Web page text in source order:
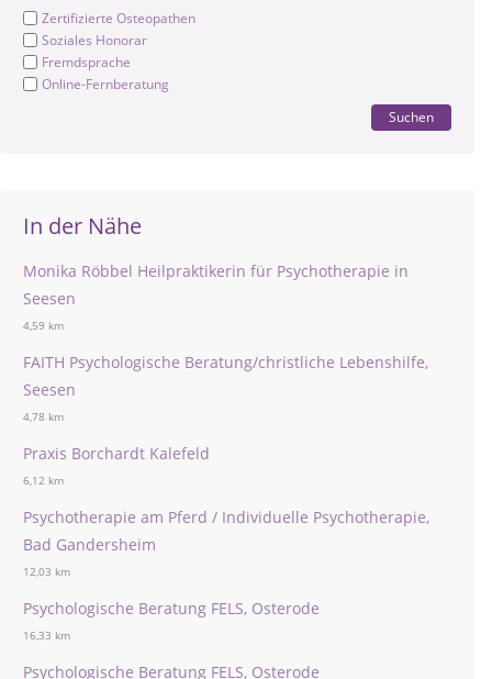
Zertifizierte Osteopathen
Soziales Honorar
Fremdsprache
Online-Fernberatung
Suchen
In der Nähe
Monika Röbbel Heilpraktikerin für Psychotherapie in
Seesen
4,59 km
FAITH Psychologische Beratung/christliche Lebenshilfe,
Seesen
4,78 km
Praxis Borchardt Kalefeld
6,12 km
Psychotherapie am Pferd / Individuelle Psychotherapie,
Bad Gandersheim
12,03 km
Psychologische Beratung FELS, Osterode
16,33 km
Psychologische Beratung FELS, Osterode